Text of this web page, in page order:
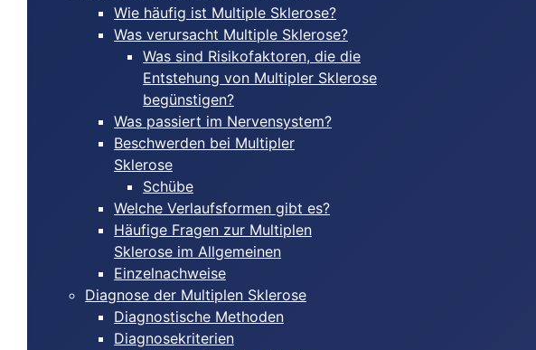
Wie häufig ist Multiple Sklerose?
Was verursacht Multiple Sklerose?
Was sind Risikofaktoren, die die
Entstehung von Multipler Sklerose
begünstigen?
Was passiert im Nervensystem?
Beschwerden bei Multipler
Sklerose
Schübe
Welche Verlaufsformen gibt es?
Häufige Fragen zur Multiplen
Sklerose im Allgemeinen
Einzelnachweise
Diagnose der Multiplen Sklerose
Diagnostische Methoden
Diagnosekriterien